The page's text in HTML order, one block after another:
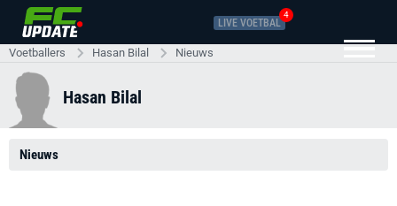
LIVE VOETBAL
4
Voetballers Hasan Bilal Nieuws
Hasan Bilal
Nieuws